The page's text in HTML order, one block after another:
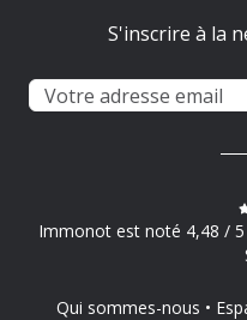
S'inscrire à la
Immonot est noté 4,48 / 5
Qui sommes-nous